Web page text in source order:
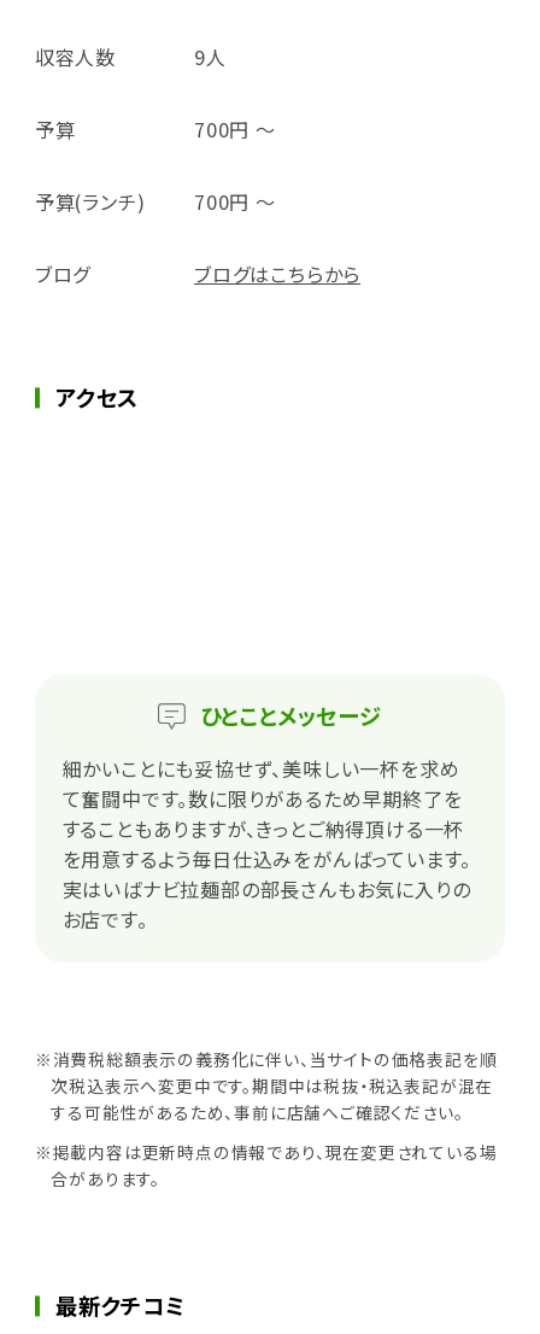
収容人数 9人
予算 700円 ～
予算(ランチ) 700円 ～
ブログ ブログはこちらから
アクセス
ひとことメッセージ
細かいことにも妥協せず、美味しい一杯を求め
て奮闘中です。数に限りがあるため早期終了を
することもありますが、きっとご納得頂ける一杯
を用意するよう毎日仕込みをがんばっています。
実はいばナビ拉麺部の部長さんもお気に入りの
お店です。
※消費税総額表示の義務化に伴い、当サイトの価格表記を順
次税込表示へ変更中です。期間中は税抜・税込表記が混在
する可能性があるため、事前に店舗へご確認ください。
※掲載内容は更新時点の情報であり、現在変更されている場
合があります。
最新クチコミ